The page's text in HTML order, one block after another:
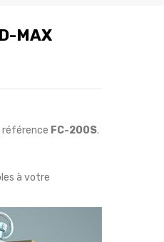
MAX
référence FC-200S.
à votre